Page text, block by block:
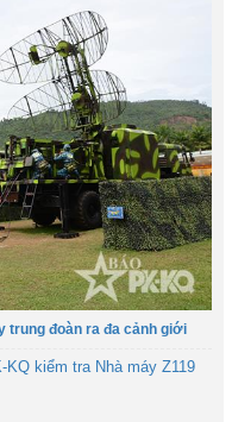
trung đoàn ra đa cảnh giới
kiểm tra Nhà máy Z119